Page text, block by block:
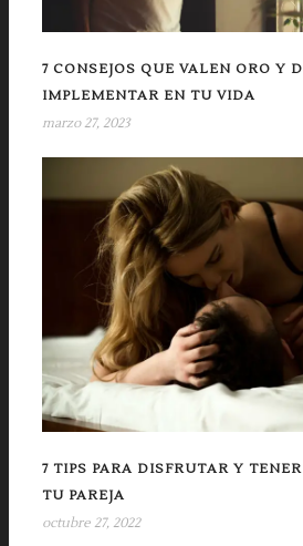
7 CONSEJOS QUE VALEN ORO Y
IMPLEMENTAR EN TU VIDA
marzo 27, 2023
7 TIPS PARA DISFRUTAR Y
TU PAREJA
octubre 27, 2022